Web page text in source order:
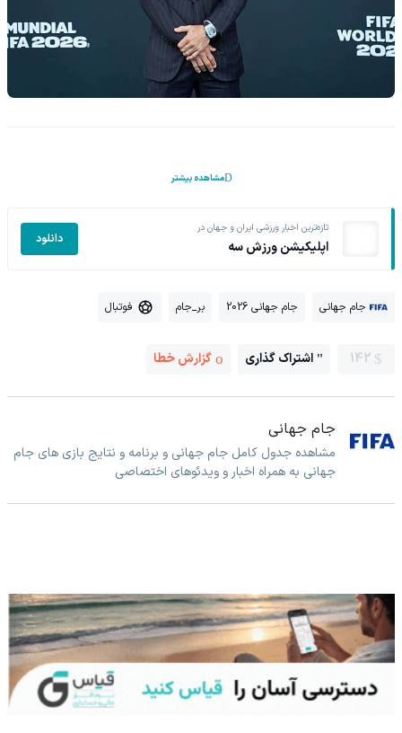
مشاهده بیشتر
تازه‌ترین اخبار ورزشی ایران و جهان در
اپلیکیشن ورزش سه دانلود
جام جهانی جام جهانی 2026 بر_جام فوتبال
142 اشتراک گذاری گزارش خطا
جام جهانی
مشاهده جدول کامل جام جهانی و برنامه و نتایج بازی های جام
جهانی به همراه اخبار و ویدئوهای اختصاصی